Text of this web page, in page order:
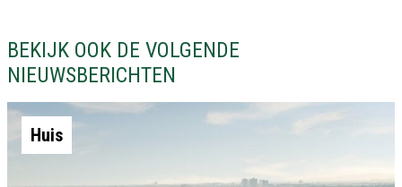
BEKIJK OOK DE VOLGENDE
NIEUWSBERICHTEN
Huis